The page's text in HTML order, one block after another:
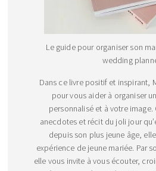
Le guide pour organiser son
wedding
Dans ce livre positif et inspirant,
pour vous aider à organiser
personnalisé et à votre image.
anecdotes et récit du joli jour
depuis son plus jeune âge,
expérience de jeune mariée. Par
elle vous invite à vous écouter,